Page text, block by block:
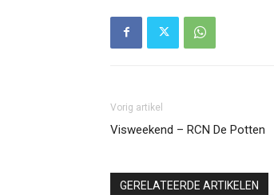
Vorig artikel
Visweekend – RCN De Potten
GERELATEERDE ARTIKELEN